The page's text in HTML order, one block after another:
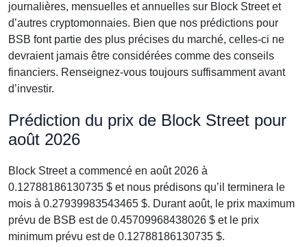
journalières, mensuelles et annuelles sur Block Street et
d’autres cryptomonnaies. Bien que nos prédictions pour
BSB font partie des plus précises du marché, celles-ci ne
devraient jamais être considérées comme des conseils
financiers. Renseignez-vous toujours suffisamment avant
d’investir.
Prédiction du prix de Block Street pour
août 2026
Block Street a commencé en août 2026 à
0.12788186130735 $ et nous prédisons qu’il terminera le
mois à 0.27939983543465 $. Durant août, le prix maximum
prévu de BSB est de 0.45709968438026 $ et le prix
minimum prévu est de 0.12788186130735 $.